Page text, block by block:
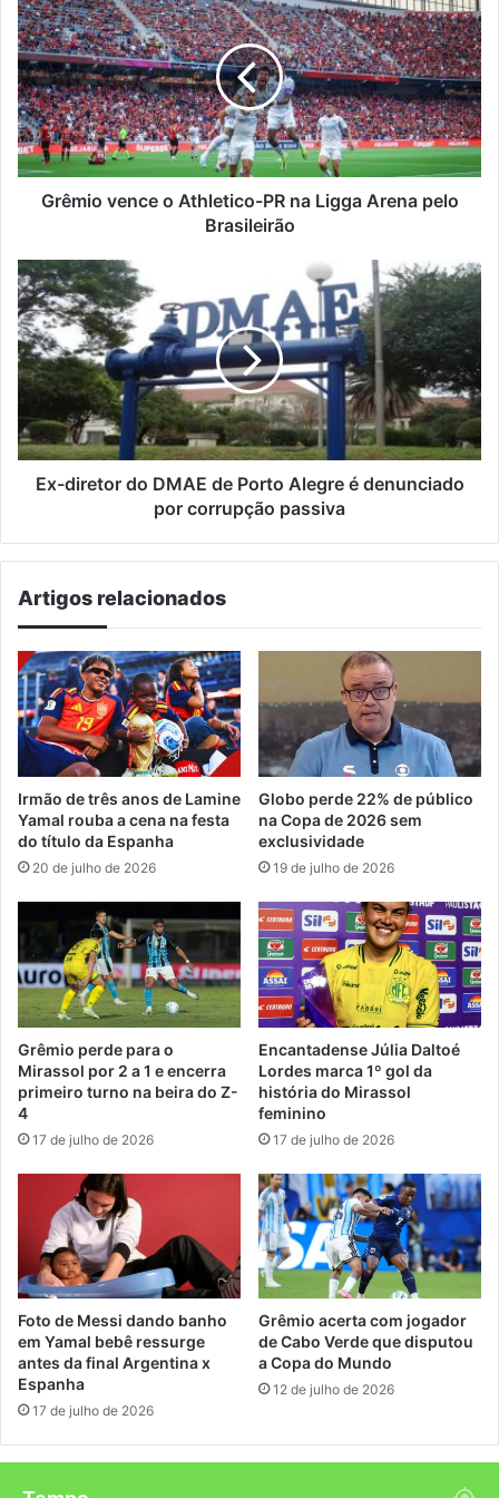
vence
o
Athletico-
PR
na
Ligga
Arena
pelo
Brasileirão
Grêmio vence o Athletico-PR na Ligga Arena pelo
Brasileirão
Ex-
diretor
do
DMAE
de
Porto
é
denunciado
porEx-diretor do DMAE de Porto Alegre é denunciado
por corrupção passiva
Artigos relacionados
Irmão de três anos de Lamine
Yamal rouba a cena na festa
do título da Espanha
20 de julho de 2026
Globo perde 22% de público
na Copa de 2026 sem
exclusividade
19 de julho de 2026
Grêmio perde para o
Mirassol por 2 a 1 e encerra
primeiro turno na beira do Z-
4
17 de julho de 2026
Encantadense Júlia Daltoé
Lordes marca 1º gol da
história do Mirassol
feminino
17 de julho de 2026
Foto de Messi dando banho
em Yamal bebê ressurge
antes da final Argentina x
Espanha
17 de julho de 2026
Grêmio acerta com jogador
de Cabo Verde que disputou
a Copa do Mundo
12 de julho de 2026